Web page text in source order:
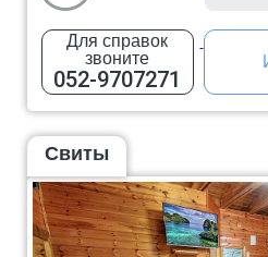
Для справок
звоните
052-9707271
Свиты